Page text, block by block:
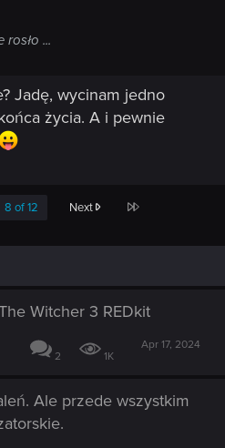
...
Jadę, wycinam jedno
życia. A i pewnie
8 of 12 Next Last
Witcher 3 REDkit
2 1K
Apr 17, 2024
Ale przede wszystkim